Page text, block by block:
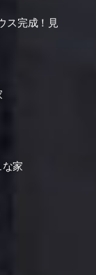
ス完成！見
家